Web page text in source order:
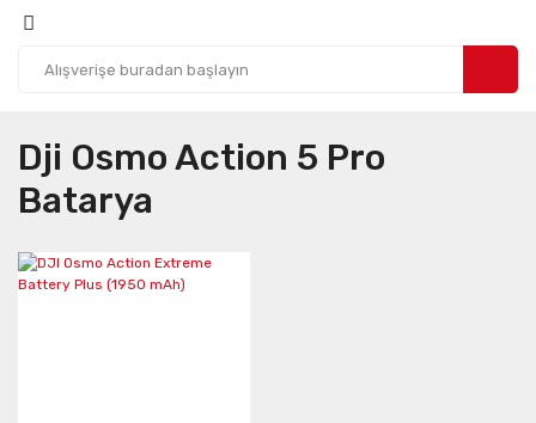
Dji Osmo Action 5 Pro
Batarya